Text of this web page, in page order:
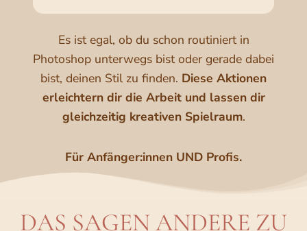
Es ist egal, ob du schon routiniert in
Photoshop unterwegs bist oder gerade dabei
bist, deinen Stil zu finden. Diese Aktionen
erleichtern dir die Arbeit und lassen dir
gleichzeitig kreativen Spielraum.
Für Anfänger:innen UND Profis.
DAS SAGEN ANDERE ZU